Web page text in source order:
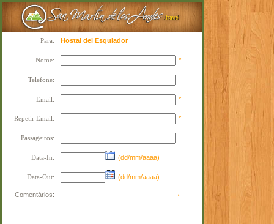
Para: Hostal del Esquiador
Nome: *
Telefone:
Email: *
Repetir Email: *
Passageiros:
Data-In: (dd/mm/aaaa)
Data-Out: (dd/mm/aaaa)
Comentários: *